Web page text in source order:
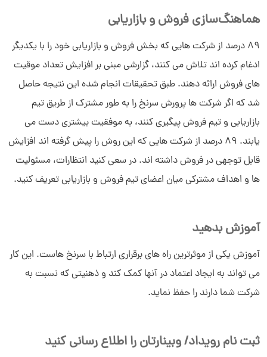
هماهنگ‌سازی فروش و بازاریابی
89 درصد از شرکت هایی که بخش فروش و بازاریابی خود را با یکدیگر
ادغام کرده اند تلاش می کنند، گزارشی مبنی بر افزایش تعداد موقیت
های فروش ارائه دهند. طبق تحقیقات انجام شده این نتیجه حاصل
شد که اگر شرکت ها پرورش سرنخ را به طور مشترک از طریق تیم
بازاریابی و تیم فروش پیگیری کنند، به موفقیت بیشتری دست می
یابند. 89 درصد از شرکت هایی که این روش را پیش گرفته اند افزایش
قابل توجهی در فروش داشته اند. در سعی کنید انتظارات، مسئولیت
ها و اهداف مشترکی میان اعضای تیم فروش و بازاریابی تعریف کنید.
آموزش بدهید
آموزش یکی از موثرترین راه های برقراری ارتباط با سرنخ هاست. این کار
می تواند به ایجاد اعتماد در آنها کمک کند و ذهنیتی که نسبت به
شرکت شما دارند را حفظ نماید.
ثبت نام رویداد/ وبینارتان را اطلاع رسانی کنید